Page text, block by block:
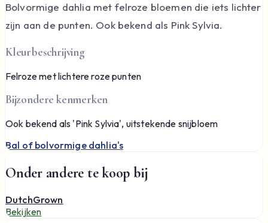
Bolvormige dahlia met felroze bloemen die iets lichter
zijn aan de punten. Ook bekend als Pink Sylvia.
Kleurbeschrijving
Felroze met lichtere roze punten
Bijzondere kenmerken
Ook bekend als 'Pink Sylvia', uitstekende snijbloem
Bal of bolvormige dahlia's
Onder andere te koop bij
DutchGrown
Bekijken